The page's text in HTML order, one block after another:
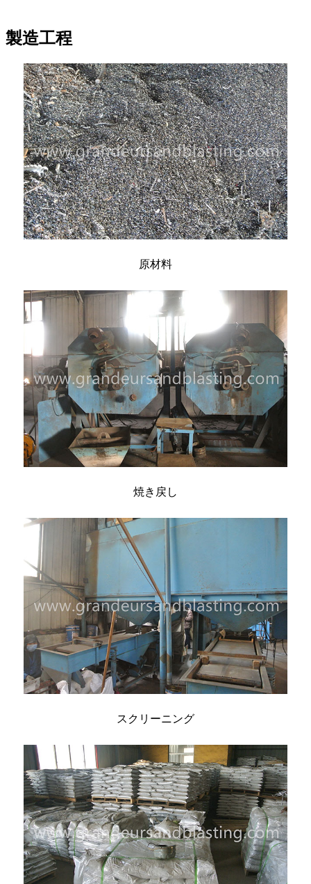
製造工程
原材料
焼き戻し
スクリーニング